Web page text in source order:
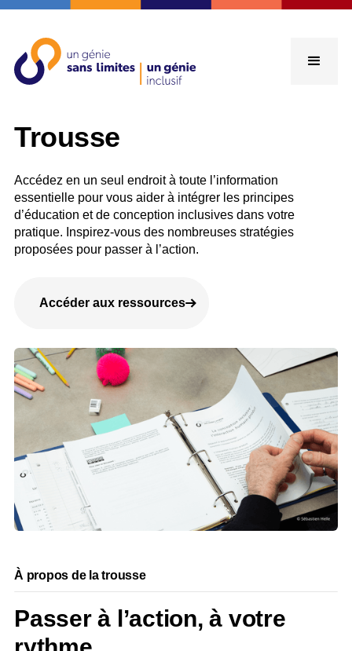
Trousse
Accédez en un seul endroit à toute l’information
essentielle pour vous aider à intégrer les principes
d’éducation et de conception inclusives dans votre
pratique. Inspirez-vous des nombreuses stratégies
proposées pour passer à l’action.
Accéder aux ressources
À propos de la trousse
Passer à l’action, à votre